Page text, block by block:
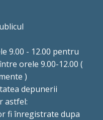
9.00 - 12.00 pentru
orele 9.00-12.00 (
)
depunerii
astfel:
fi înregistrate dupa